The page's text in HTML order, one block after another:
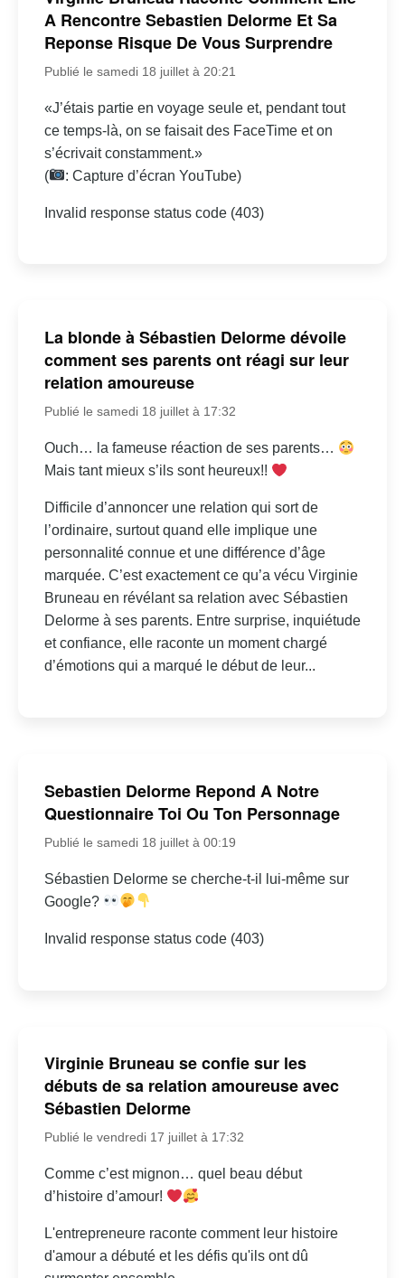
A Rencontre Sebastien Delorme Et Sa
Reponse Risque De Vous Surprendre
Publié le samedi 18 juillet à 20:21
«J’étais partie en voyage seule et, pendant tout
ce temps-là, on se faisait des FaceTime et on
s’écrivait constamment.»
(
: Capture d’écran YouTube)
Invalid response status code (403)
La blonde à Sébastien Delorme dévoile
comment ses parents ont réagi sur leur
relation amoureuse
Publié le samedi 18 juillet à 17:32
Ouch… la fameuse réaction de ses parents…
Mais tant mieux s’ils sont heureux!!
Difficile d’annoncer une relation qui sort de
l’ordinaire, surtout quand elle implique une
personnalité connue et une différence d’âge
marquée. C’est exactement ce qu’a vécu Virginie
Bruneau en révélant sa relation avec Sébastien
Delorme à ses parents. Entre surprise, inquiétude
et confiance, elle raconte un moment chargé
d’émotions qui a marqué le début de leur...
Sebastien Delorme Repond A Notre
Questionnaire Toi Ou Ton Personnage
Publié le samedi 18 juillet à 00:19
Sébastien Delorme se cherche-t-il lui-même sur
Google?
Invalid response status code (403)
Virginie Bruneau se confie sur les
débuts de sa relation amoureuse avec
Sébastien Delorme
Publié le vendredi 17 juillet à 17:32
Comme c’est mignon… quel beau début
d’histoire d’amour!
L'entrepreneure raconte comment leur histoire
d'amour a débuté et les défis qu'ils ont dû